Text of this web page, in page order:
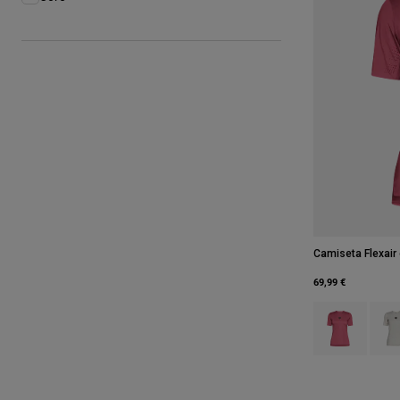
Camiseta Flexair
69,99 €
Product